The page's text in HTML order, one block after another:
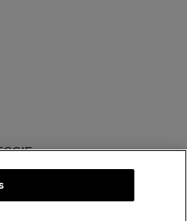
92300 Levallois-Perret